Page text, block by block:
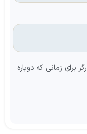
برای زمانی که دوباره